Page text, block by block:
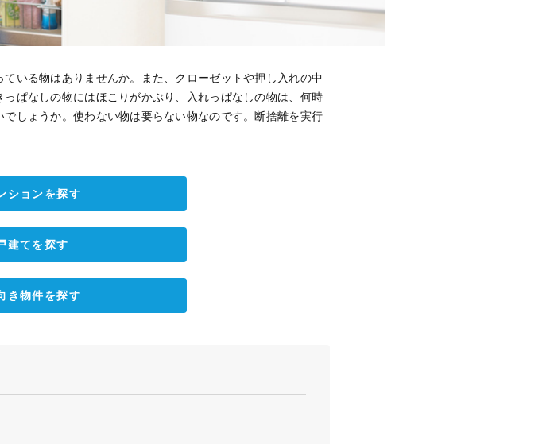
いる物はありませんか。また、クローゼットや押し入れの中
ぱなしの物にはほこりがかぶり、入れっぱなしの物は、何時
しょうか。使わない物は要らない物なのです。断捨離を実行
ションを探す
建てを探す
き物件を探す